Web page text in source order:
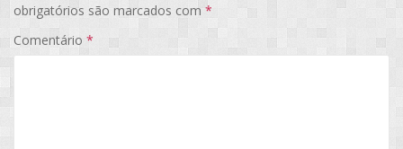
obrigatórios são marcados com *
Comentário *